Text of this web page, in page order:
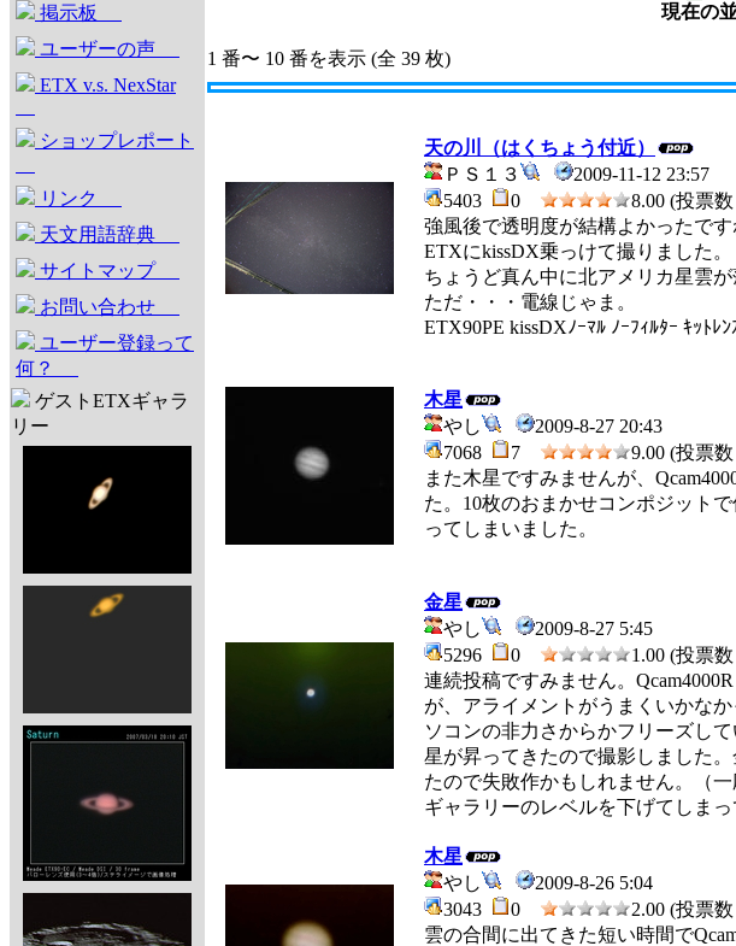
掲示板
ユーザーの声
ETX v.s. NexStar
ショップレポート
リンク
天文用語辞典
サイトマップ
お問い合わせ
ユーザー登録って
何？
ゲストETXギャラ
リー
現在の
1 番〜 10 番を表示 (全 39 枚)
天の川（はくちょう付近）
ＰＳ１３
2009-11-12 23:57
5403
0 8.00 (投票
強風後で透明度が結構よかったです
ETXにkissDX乗っけて撮りました。
ちょうど真ん中に北アメリカ星雲が
ただ・・・電線じゃま。
ETX90PE kissDXﾉｰﾏﾙ ﾉｰﾌｨﾙﾀｰ ｷｯﾄﾚ
木星
やし
2009-8-27 20:43
7068
7 9.00 (投票
また木星ですみませんが、
た。10枚のおまかせコンポジット
ってしまいました。
金星
やし
2009-8-27 5:45
5296
0 1.00 (投票
連続投稿ですみません。
が、アライメントがうまくいかな
ソコンの非力さからかフリーズし
星が昇ってきたので撮影しました
たので失敗作かもしれません。（
ギャラリーのレベルを下げてしま
木星
やし
2009-8-26 5:04
3043
0 2.00 (投票
雲の合間に出てきた短い時間で